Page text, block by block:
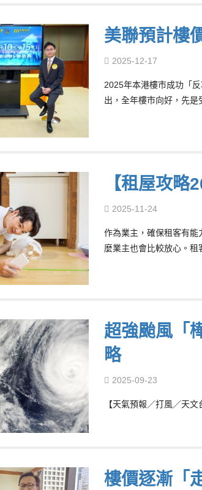
美聯預計樓
2025-12-17
2025年本港樓市成功「
出，全年樓市向好，先
【租屋攻
2025-11-24
作為業主，確保租客有能
麼業主也會比較放心。租
超強颱風「
略
2025-09-23
【天氣預報／打風／天
樓價逐漸「